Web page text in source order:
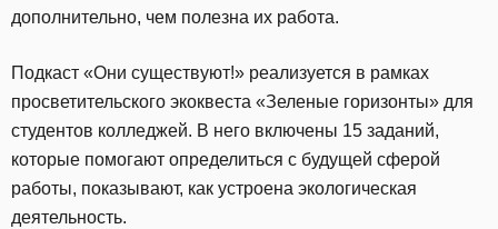
дополнительно, чем полезна их работа.
Подкаст «Они существуют!» реализуется в рамках
просветительского экоквеста «Зеленые горизонты» для
студентов колледжей. В него включены 15 заданий,
которые помогают определиться с будущей сферой
работы, показывают, как устроена экологическая
деятельность.